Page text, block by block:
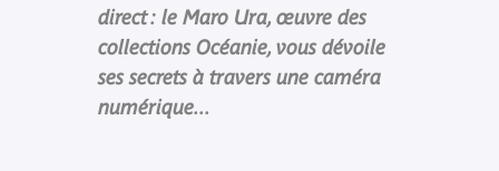
direct : le Maro Ura, œuvre des
collections Océanie, vous dévoile
ses secrets à travers une caméra
numérique...